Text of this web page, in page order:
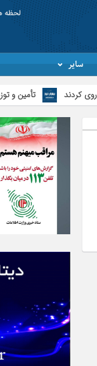
لحظه
سایر
تأمین و توزیع ۱۲۰هزار تن کالای اساسی در استان اردبیل/ خط دوم ایکس‌ری گمرک بیله‌سوار با تجهیزات مدرن عملیاتی خواهد شد